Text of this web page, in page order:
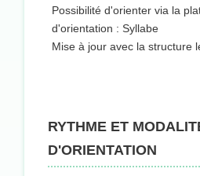
Possibilité d'orienter via la
d'orientation : Syllabe
Mise à jour avec la structure
RYTHME ET
D'ORIENTATION